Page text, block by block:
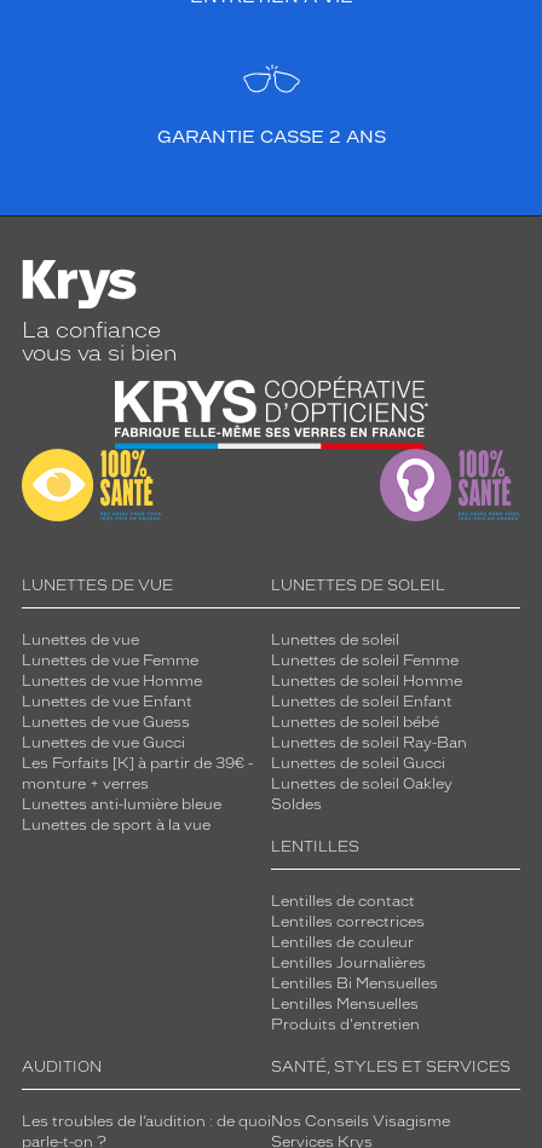
GARANTIE CASSE 2 ANS
La confiance
vous va si bien
LUNETTES DE VUE
Lunettes de vue
Lunettes de vue Femme
Lunettes de vue Homme
Lunettes de vue Enfant
Lunettes de vue Guess
Lunettes de vue Gucci
Les Forfaits [K] à partir de 39€ -
monture + verres
Lunettes anti-lumière bleue
Lunettes de sport à la vue
LUNETTES DE SOLEIL
Lunettes de soleil
Lunettes de soleil Femme
Lunettes de soleil Homme
Lunettes de soleil Enfant
Lunettes de soleil bébé
Lunettes de soleil Ray-Ban
Lunettes de soleil Gucci
Lunettes de soleil Oakley
Soldes
LENTILLES
Lentilles de contact
Lentilles correctrices
Lentilles de couleur
Lentilles Journalières
Lentilles Bi Mensuelles
Lentilles Mensuelles
Produits d'entretien
AUDITION
Les troubles de l’audition : de quoi
parle-t-on ?
SANTÉ, STYLES ET SERVICES
Nos Conseils Visagisme
Services Krys